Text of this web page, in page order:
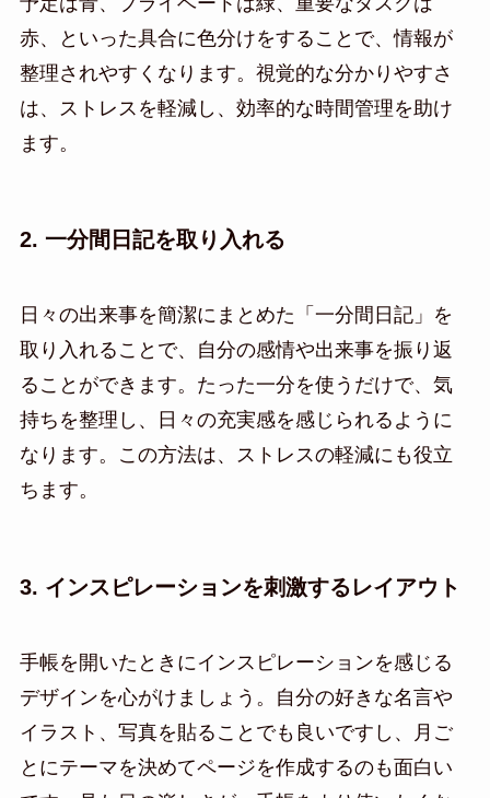
赤、といった具合に色分けをすることで、情報が
整理されやすくなります。視覚的な分かりやすさ
は、ストレスを軽減し、効率的な時間管理を助け
ます。
2. 一分間日記を取り入れる
日々の出来事を簡潔にまとめた「一分間日記」を
取り入れることで、自分の感情や出来事を振り返
ることができます。たった一分を使うだけで、気
持ちを整理し、日々の充実感を感じられるように
なります。この方法は、ストレスの軽減にも役立
ちます。
3. インスピレーションを刺激するレイアウト
手帳を開いたときにインスピレーションを感じる
デザインを心がけましょう。自分の好きな名言や
イラスト、写真を貼ることでも良いですし、月ご
とにテーマを決めてページを作成するのも面白い